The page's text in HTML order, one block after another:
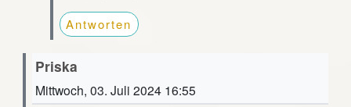
Antworten
Priska
Mittwoch, 03. Juli 2024 16:55